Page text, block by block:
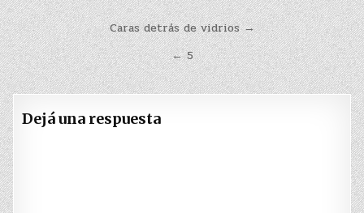
Navegación
de
entradas
Caras detrás de vidrios →
← 5
Dejá una respuesta